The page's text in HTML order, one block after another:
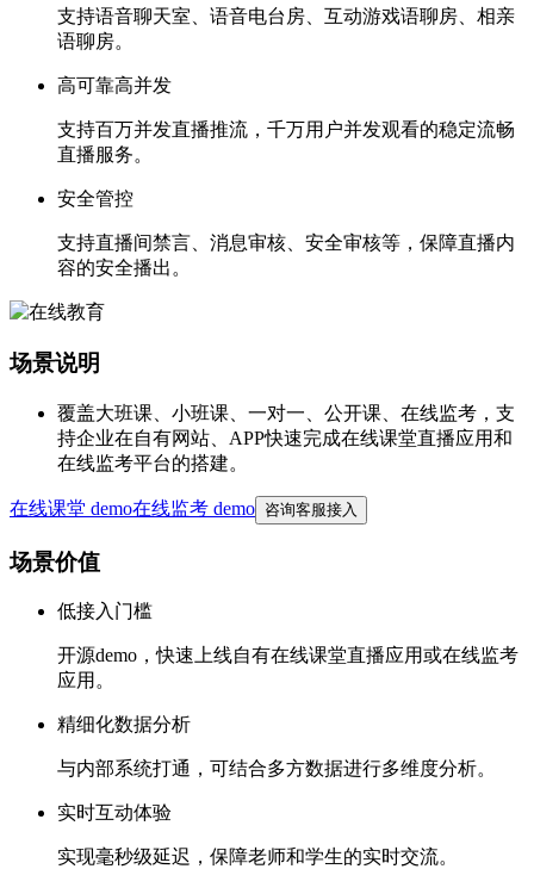
支持语音聊天室、语音电台房、互动游戏语聊房、相亲
语聊房。
高可靠高并发
支持百万并发直播推流，千万用户并发观看的稳定流畅
直播服务。
安全管控
支持直播间禁言、消息审核、安全审核等，保障直播内
容的安全播出。
场景说明
覆盖大班课、小班课、一对一、公开课、在线监考，支
持企业在自有网站、APP快速完成在线课堂直播应用和
在线监考平台的搭建。
在线课堂 demo在线监考 demo 咨询客服接入
场景价值
低接入门槛
开源demo，快速上线自有在线课堂直播应用或在线监考
应用。
精细化数据分析
与内部系统打通，可结合多方数据进行多维度分析。
实时互动体验
实现毫秒级延迟，保障老师和学生的实时交流。